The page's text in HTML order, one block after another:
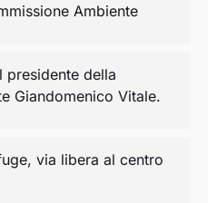
Ambiente
presidente della
Giandomenico Vitale.
via libera al centro